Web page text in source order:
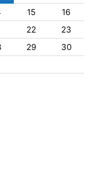
15
16
22
23
29
30